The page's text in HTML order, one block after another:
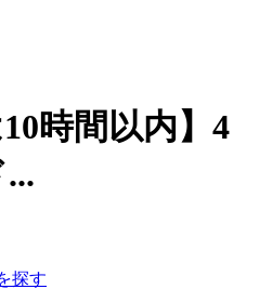
時間以内】4
探す